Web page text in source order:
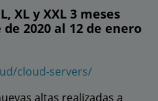
XL y XXL 3 meses
2020 al 12 de enero
cloud-servers/
altas realizadas a